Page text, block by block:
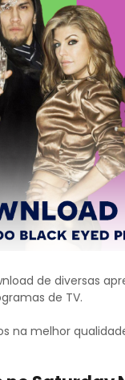
de diversas
de TV.
na melhor